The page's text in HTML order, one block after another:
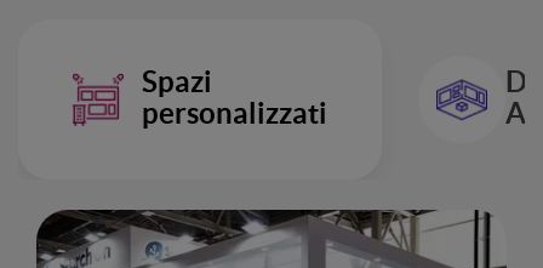
Spazi
personalizzati